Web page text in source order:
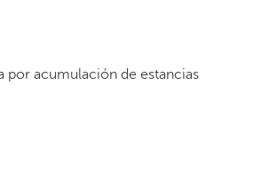
por acumulación de estancias